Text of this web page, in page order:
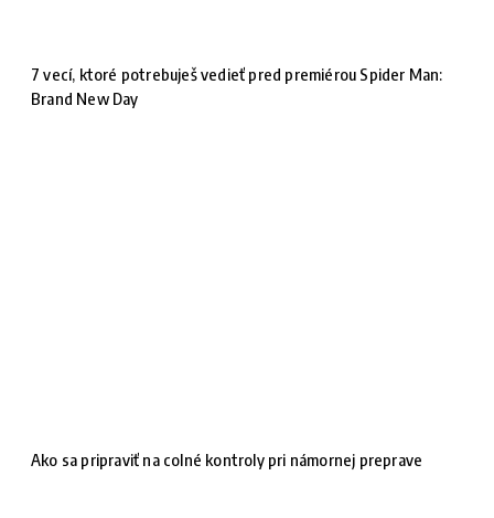
7 vecí, ktoré potrebuješ vedieť pred premiérou Spider Man:
Brand New Day
Ako sa pripraviť na colné kontroly pri námornej preprave